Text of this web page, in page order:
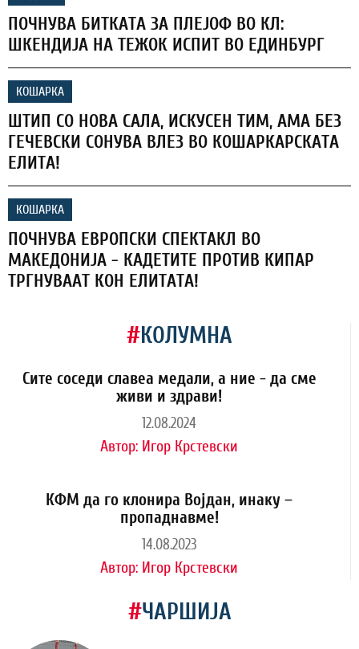
ПОЧНУВА БИТКАТА ЗА ПЛЕЈОФ ВО КЛ:
ШКЕНДИЈА НА ТЕЖОК ИСПИТ ВО ЕДИНБУРГ
КОШАРКА
ШТИП СО НОВА САЛА, ИСКУСЕН ТИМ, АМА БЕЗ
ГЕЧЕВСКИ СОНУВА ВЛЕЗ ВО КОШАРКАРСКАТА
ЕЛИТА!
КОШАРКА
ПОЧНУВА ЕВРОПСКИ СПЕКТАКЛ ВО
МАКЕДОНИЈА - КАДЕТИТЕ ПРОТИВ КИПАР
ТРГНУВААТ КОН ЕЛИТАТА!
#КОЛУМНА
Сите соседи славеа медали, а ние - да сме
живи и здрави!
12.08.2024
Автор: Игор Крстевски
КФМ да го клонира Војдан, инаку –
пропаднавме!
14.08.2023
Автор: Игор Крстевски
#ЧАРШИЈА